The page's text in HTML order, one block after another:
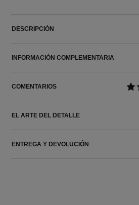
DESCRIPCIÓN
INFORMACIÓN COMPLEMENTARIA
COMENTARIOS
EL ARTE DEL DETALLE
ENTREGA Y DEVOLUCIÓN